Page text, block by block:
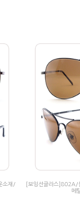
소재/
[보잉선글라스]802A/
메